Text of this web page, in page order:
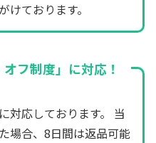
けております。
オフ制度」に対応！
対応しております。 当
場合、8日間は返品可能